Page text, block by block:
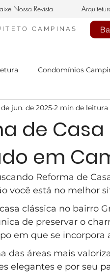
Nossa Revista
CAMPINAS
Condomínios
Civil em Campinas
de interiores
Casa Neoclássica Estilo
Estilo Clássico Casa
Condomínio Sainte Anne
de
em
jun. de 2025 2 min de leitura
Reforma de
você está no melhor
clássica no bairro
de preservar o
em que se
das áreas mais
elegantes e por seu